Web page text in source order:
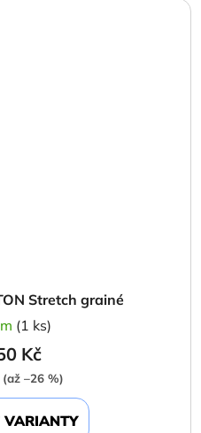
Stretch grainé
(1 ks)
Kč
(až –26 %)
VARIANTY